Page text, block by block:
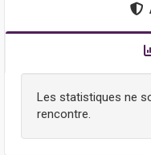
Les statistiques ne
rencontre.